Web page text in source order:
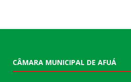
CÂMARA MUNICIPAL DE AFUÁ